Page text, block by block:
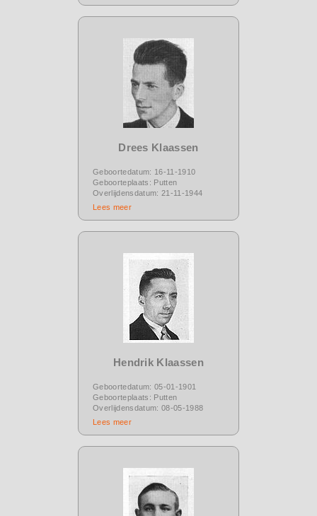
Drees Klaassen
Geboortedatum: 16-11-1910
Geboorteplaats: Putten
Overlijdensdatum: 21-11-1944
Lees meer
Hendrik Klaassen
Geboortedatum: 05-01-1901
Geboorteplaats: Putten
Overlijdensdatum: 08-05-1988
Lees meer